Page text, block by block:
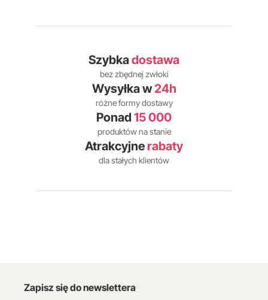
Szybkadostawa
bez zbędnej zwłoki
Wysyłka w24h
różne formy dostawy
Ponad 15 000
produktów na stanie
Atrakcyjne rabaty
dla stałych klientów
Zapisz się do newslettera